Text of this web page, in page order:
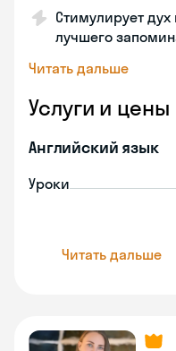
Стимулирует
лучшего
Читать дальше
Услуги и цены
Английский язык
Уроки
Читать дальше